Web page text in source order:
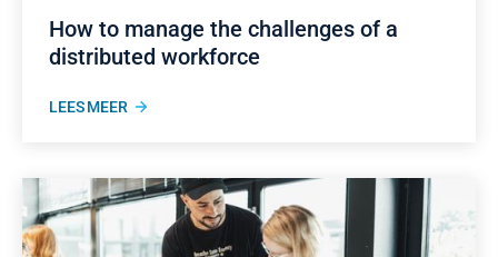
How to manage the challenges of a
distributed workforce
LEES MEER